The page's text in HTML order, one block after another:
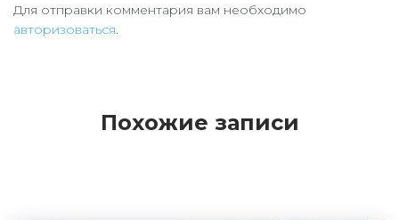
Для отправки комментария вам необходимо
авторизоваться.
Похожие записи